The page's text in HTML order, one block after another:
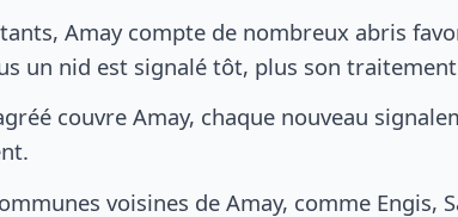
Amay compte de nombreux abris
un nid est signalé tôt, plus son
couvre Amay, chaque nouveau
voisines de Amay, comme Engis,